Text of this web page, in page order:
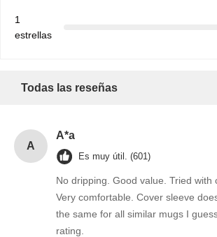
1
estrellas
Todas las reseñas
A
A*a
Es muy útil. (601)
No dripping. Good value. Tried with
Very comfortable. Cover sleeve
the same for all similar mugs I
rating.